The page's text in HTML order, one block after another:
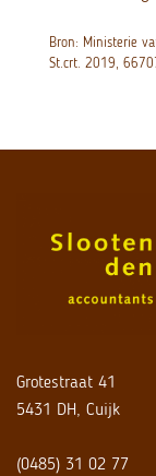
Bron: Ministerie
St.crt. 2019,
Grotestraat 41
5431 DH, Cuijk
(0485) 31 02 77